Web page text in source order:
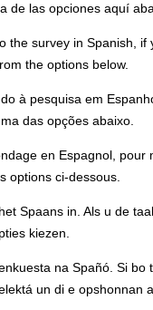
de las opciones aquí
the survey in Spanish, if
the options below.
à pesquisa em
das opções abaixo.
en Espagnol, pour
options ci-dessous.
Spaans in. Als u de
kiezen.
na Spañó. Si bo
un di e opshonnan